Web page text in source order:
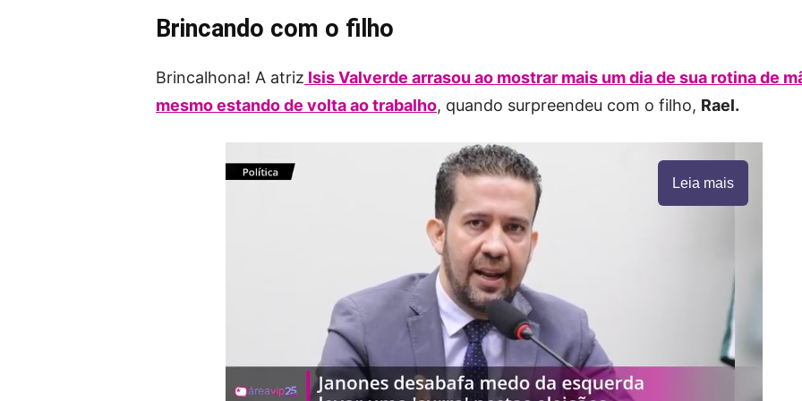
Brincando com o filho
Brincalhona! A atriz Isis Valverde arrasou ao mostrar mais um dia de sua rotina de
mesmo estando de volta ao trabalho, quando surpreendeu com o filho, Rael.
Leia mais